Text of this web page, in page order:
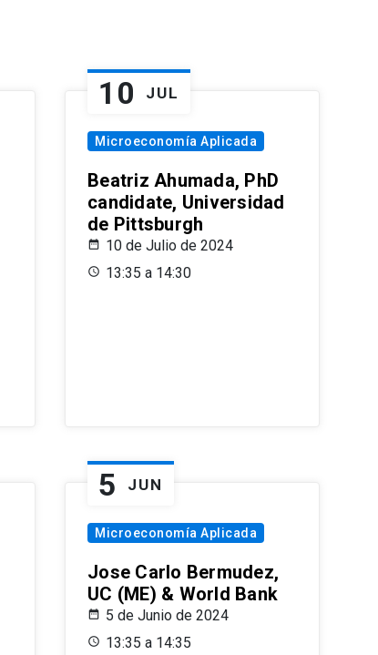
10 JUL
Microeconomía Aplicada
Beatriz Ahumada, PhD
candidate, Universidad
de Pittsburgh
10 de Julio de 2024
13:35 a 14:30
5 JUN
Microeconomía Aplicada
Jose Carlo Bermudez,
UC (ME) & World Bank
5 de Junio de 2024
13:35 a 14:35